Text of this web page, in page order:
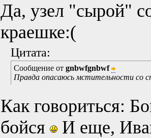
Да, узел "сырой"
краешке:(
Цитата:
Сообщение от gnbwfgnbwf
Правда опасаюсь мстительности со
Как говориться:
бойся
И еще,